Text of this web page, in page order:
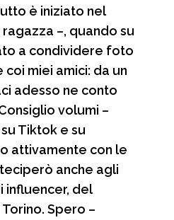
è iniziato nel
–, quando su
a condividere foto
miei amici: da un
adesso ne conto
volumi –
Tiktok e su
attivamente con le
anche agli
influencer, del
Spero –